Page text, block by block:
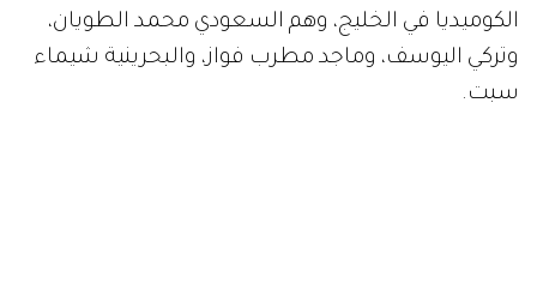
الكوميديا في الخليج، وهم السعودي محمد الطويان،
وتركي اليوسف، وماجد مطرب فواز، والبحرينية شيماء
سبت.